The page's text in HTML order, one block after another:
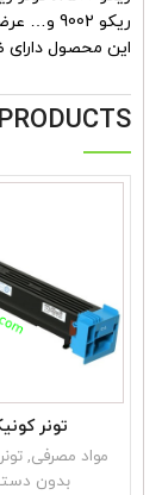
این محصول دارای
تونر
مواد مصرفی, تونر
بدون